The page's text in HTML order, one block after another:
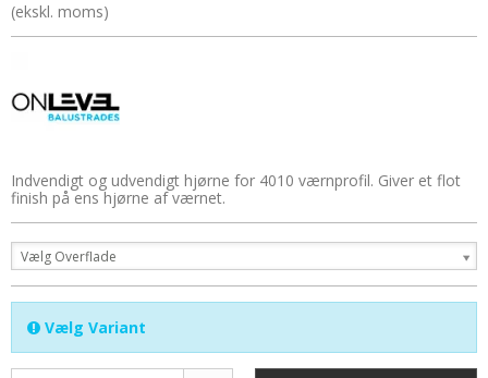
(ekskl. moms)
Indvendigt og udvendigt hjørne for 4010 værnprofil. Giver et flot
finish på ens hjørne af værnet.
Vælg Overflade
Vælg Variant